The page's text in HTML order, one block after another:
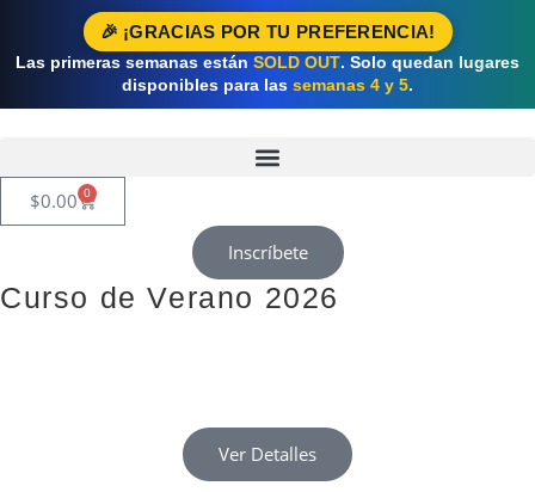
🎉 ¡GRACIAS POR TU PREFERENCIA!
Las primeras semanas están SOLD OUT. Solo quedan lugares
disponibles para las semanas 4 y 5.
$0.00 0
Inscríbete
Curso de Verano 2026
Ver Detalles